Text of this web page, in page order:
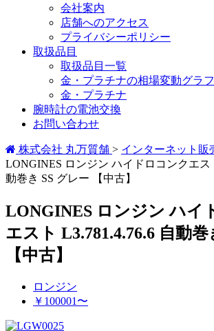
会社案内
店舗へのアクセス
プライバシーポリシー
取扱品目
取扱品目一覧
金・プラチナの相場変動グラフ
金・プラチナ
腕時計の電池交換
お問い合わせ
株式会社 丸万質舗 > インターネット販
LONGINES ロンジン ハイドロコンクエス
動巻き SS グレー 【中古】
LONGINES ロンジン ハイ
エスト L3.781.4.76.6 自動巻
【中古】
ロンジン
￥100001〜